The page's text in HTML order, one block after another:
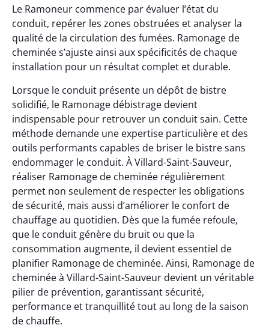
Le Ramoneur commence par évaluer l’état du
conduit, repérer les zones obstruées et analyser la
qualité de la circulation des fumées. Ramonage de
cheminée s’ajuste ainsi aux spécificités de chaque
installation pour un résultat complet et durable.
Lorsque le conduit présente un dépôt de bistre
solidifié, le Ramonage débistrage devient
indispensable pour retrouver un conduit sain. Cette
méthode demande une expertise particulière et des
outils performants capables de briser le bistre sans
endommager le conduit. À Villard-Saint-Sauveur,
réaliser Ramonage de cheminée régulièrement
permet non seulement de respecter les obligations
de sécurité, mais aussi d’améliorer le confort de
chauffage au quotidien. Dès que la fumée refoule,
que le conduit génère du bruit ou que la
consommation augmente, il devient essentiel de
planifier Ramonage de cheminée. Ainsi, Ramonage de
cheminée à Villard-Saint-Sauveur devient un véritable
pilier de prévention, garantissant sécurité,
performance et tranquillité tout au long de la saison
de chauffe.